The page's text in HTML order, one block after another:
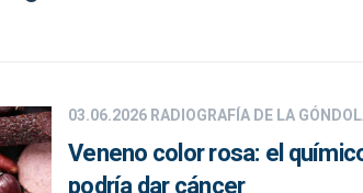
03.06.2026RADIOGRAFÍA DE LA
Veneno color rosa: el